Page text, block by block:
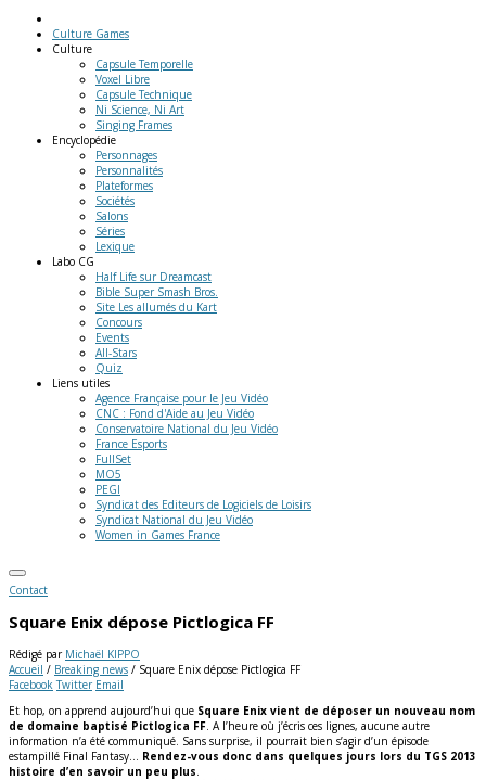
Culture Games
Culture
Capsule Temporelle
Voxel Libre
Capsule Technique
Ni Science, Ni Art
Singing Frames
Encyclopédie
Personnages
Personnalités
Plateformes
Sociétés
Salons
Séries
Lexique
Labo CG
Half Life sur Dreamcast
Bible Super Smash Bros.
Site Les allumés du Kart
Concours
Events
All-Stars
Quiz
Liens utiles
Agence Française pour le Jeu Vidéo
CNC : Fond d'Aide au Jeu Vidéo
Conservatoire National du Jeu Vidéo
France Esports
FullSet
MO5
PEGI
Syndicat des Editeurs de Logiciels de Loisirs
Syndicat National du Jeu Vidéo
Women in Games France
Contact
Square Enix dépose Pictlogica FF
Rédigé par Michaël KIPPO
Accueil / Breaking news / Square Enix dépose Pictlogica FF
Facebook Twitter Email
Et hop, on apprend aujourd’hui que Square Enix vient de déposer un nouveau nom
de domaine baptisé Pictlogica FF. A l’heure où j’écris ces lignes, aucune autre
information n’a été communiqué. Sans surprise, il pourrait bien s’agir d’un épisode
estampillé Final Fantasy… Rendez-vous donc dans quelques jours lors du TGS 2013
histoire d’en savoir un peu plus.